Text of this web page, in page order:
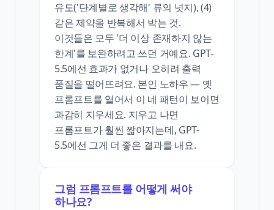
유도('단계별로 생각해' 류의 넛지), (4)
같은 제약을 반복해서 박는 것.
이것들은 모두 '더 이상 존재하지 않는
한계'를 보완하려고 쓰던 거예요. GPT-
5.5에선 효과가 없거나 오히려 출력
품질을 떨어뜨려요. 본인 노하우 — 옛
프롬프트를 열어서 이 네 패턴이 보이면
과감히 지우세요. 지우고 나면
프롬프트가 훨씬 짧아지는데, GPT-
5.5에선 그게 더 좋은 결과를 내요.
그럼 프롬프트를 어떻게 써야
하나요?